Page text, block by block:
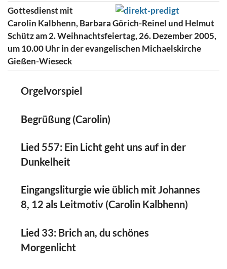
Gottesdienst mit
Carolin Kalbhenn, Barbara Görich-Reinel und Helmut
Schütz am 2. Weihnachtsfeiertag, 26. Dezember 2005,
um 10.00 Uhr in der evangelischen Michaelskirche
Gießen-Wieseck
Orgelvorspiel
Begrüßung (Carolin)
Lied 557: Ein Licht geht uns auf in der
Dunkelheit
Eingangsliturgie wie üblich mit Johannes
8, 12 als Leitmotiv (Carolin Kalbhenn)
Lied 33: Brich an, du schönes
Morgenlicht